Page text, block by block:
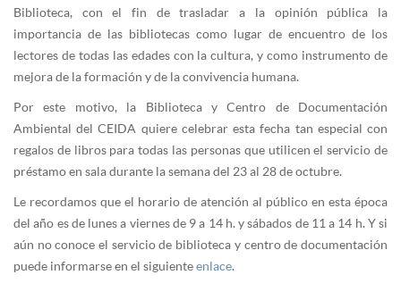
Biblioteca, con el fin de trasladar a la opinión pública la
importancia de las bibliotecas como lugar de encuentro de los
lectores de todas las edades con la cultura, y como instrumento de
mejora de la formación y de la convivencia humana.
Por este motivo, la Biblioteca y Centro de Documentación
Ambiental del CEIDA quiere celebrar esta fecha tan especial con
regalos de libros para todas las personas que utilicen el servicio de
préstamo en sala durante la semana del 23 al 28 de octubre.
Le recordamos que el horario de atención al público en esta época
del año es de lunes a viernes de 9 a 14 h. y sábados de 11 a 14 h. Y si
aún no conoce el servicio de biblioteca y centro de documentación
puede informarse en el siguienteenlace.